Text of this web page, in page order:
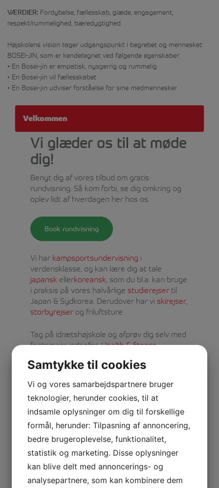
VÆRDIER: Fordybelse, fællesskab, glæde, engagement,
respekt/rummelighed, bæredygtighed.
Højskolens vision tager udgangspunkt i begrebet og mennesket:
BOSEI-JIN, som er kendetegnet ved følgende egenskaber:
• En Bosei-jin er empatisk, nysgerrig og rummelig
• En Bosei-jin vil fællesskabet
• En Bosei-jin udviser forståelse for sine medmennesker
Velkommen
Vi glæder os til at møde
dig!
Benyt dig af vores tilbud om gratis
rundvisning. Så kom forbi, se dig omkring og
oplev lidt af hverdagen her hos os.
Book rundvisning
Vi har kampsportsundervisning i
verdensklasse, og kan lære dig at tale
japansk ellerkoreansk , som du bl.a. kan bruge
i praksis på vores halvårlige studierejser til
Japan & Sydkorea. Derudover har vi skirejser
storbyrejser og friluftsture.
Tag på idrætshøjskole og afprøv dig selv med
fagtemaer indenfor:Health & fitness,
Værnepligteller Esport. Du bestemmer selv,
at du vil blive optaget af emner ogpop op fag
, som du ikke vidste, du var interesseret i.
De bedste forhold
Samtykke til cookies
Vi og vores samarbejdspartnere bruger
teknologier, herunder cookies, til at
indsamle oplysninger om dig til forskellige
formål, herunder: Tilpasning af annoncering,
bedre brugeroplevelse, funktionalitet,
statistik og marketing. Disse oplysninger
kan blive delt med annoncerings- og
analysepartnere, som kan kombinere dem